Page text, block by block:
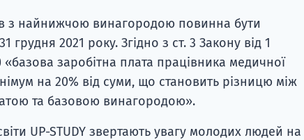
з найнижчою винагородою повинна бути
2021 року. Згідно з ст. 3 Закону від 1
«базова заробітна плата працівника медичної
на 20% від суми, що становить різницю між
та базовою винагородою».
UP-STUDY звертають увагу молодих людей на